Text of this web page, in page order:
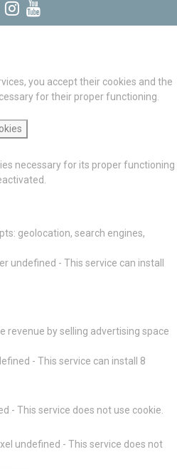
you accept their cookies and the
for their proper functioning.
necessary for its proper functioning
geolocation, search engines,
undefined - This service can install
revenue by selling advertising space
- This service can install 8
- This service does not use cookie.
undefined - This service does not